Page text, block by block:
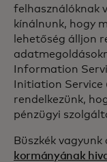
felhasználóknak
kínálnunk, hogy
lehetőség álljon
Information
Initiation Service
rendelkezünk,
pénzügyi
Büszkék
kormányának